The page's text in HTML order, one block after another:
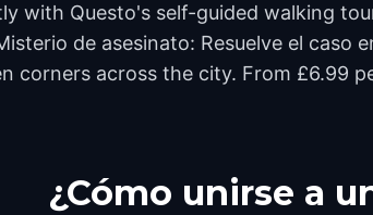
with Questo's self-guided walking
de asesinato: Resuelve el caso
corners across the city. From £6.99
¿Cómo unirse a